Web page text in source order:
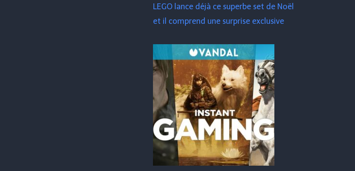
LEGO lance déjà ce superbe set de Noël
et il comprend une surprise exclusive